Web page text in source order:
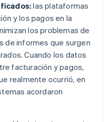
las plataformas
y los pagos en la
los problemas de
de informes que surgen
Cuando los datos
facturación y pagos,
realmente ocurrió, en
acordaron